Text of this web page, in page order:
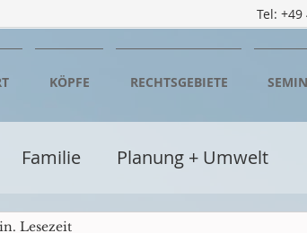
Tel: +49
KÖPFE RECHTSGEBIETE
Familie Planung + Umwelt
Lesezeit